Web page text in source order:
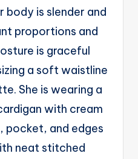
body is slender and
proportions and
is graceful
a soft waistline
She is wearing a
with cream
and edges
neat stitched